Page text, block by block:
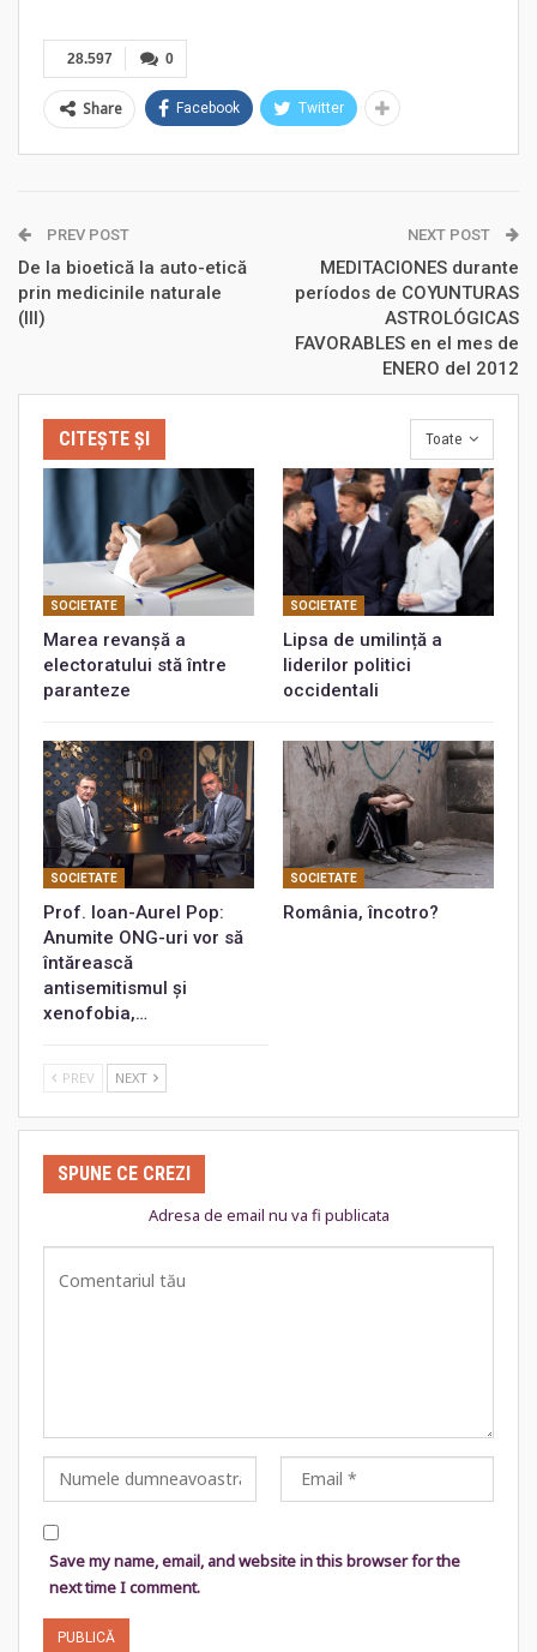
0
28.597
Share Facebook Twitter
PREV POST
De la bioetică la auto-etică
prin medicinile naturale
(III)
NEXT POST
MEDITACIONES durante
períodos de COYUNTURAS
ASTROLÓGICAS
FAVORABLES en el mes de
ENERO del 2012
Toate
CITEȘTE ȘI
SOCIETATE
Marea revanșă a
electoratului stă între
paranteze
SOCIETATE
Lipsa de umilință a
liderilor politici
occidentali
SOCIETATE
Prof. Ioan-Aurel Pop:
Anumite ONG-uri vor să
întărească
antisemitismul și
xenofobia,…
SOCIETATE
România, încotro?
PREV NEXT
SPUNE CE CREZI
Adresa de email nu va fi publicata
Save my name, email, and website in this browser for the
next time I comment.